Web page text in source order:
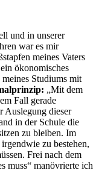
und in unserer
war es mir
meines Vaters
ökonomisches
Studiums mit
„Mit dem
Fall gerade
Auslegung dieser
in der Schule die
zu bleiben. Im
zu bestehen,
Frei nach dem
muss“ manövrierte ich